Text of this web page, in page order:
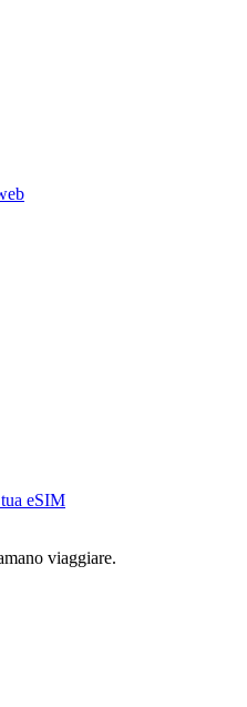
eSIM
viaggiare.